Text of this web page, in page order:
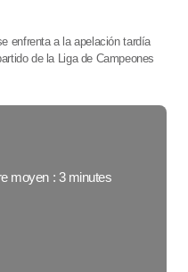
enfrenta a la apelación tardía
de la Liga de Campeones
moyen : 3 minutes